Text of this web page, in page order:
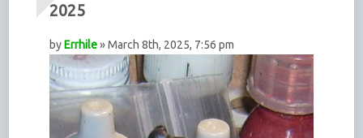
2025
byErrhile» March 8th, 2025, 7:56 pm